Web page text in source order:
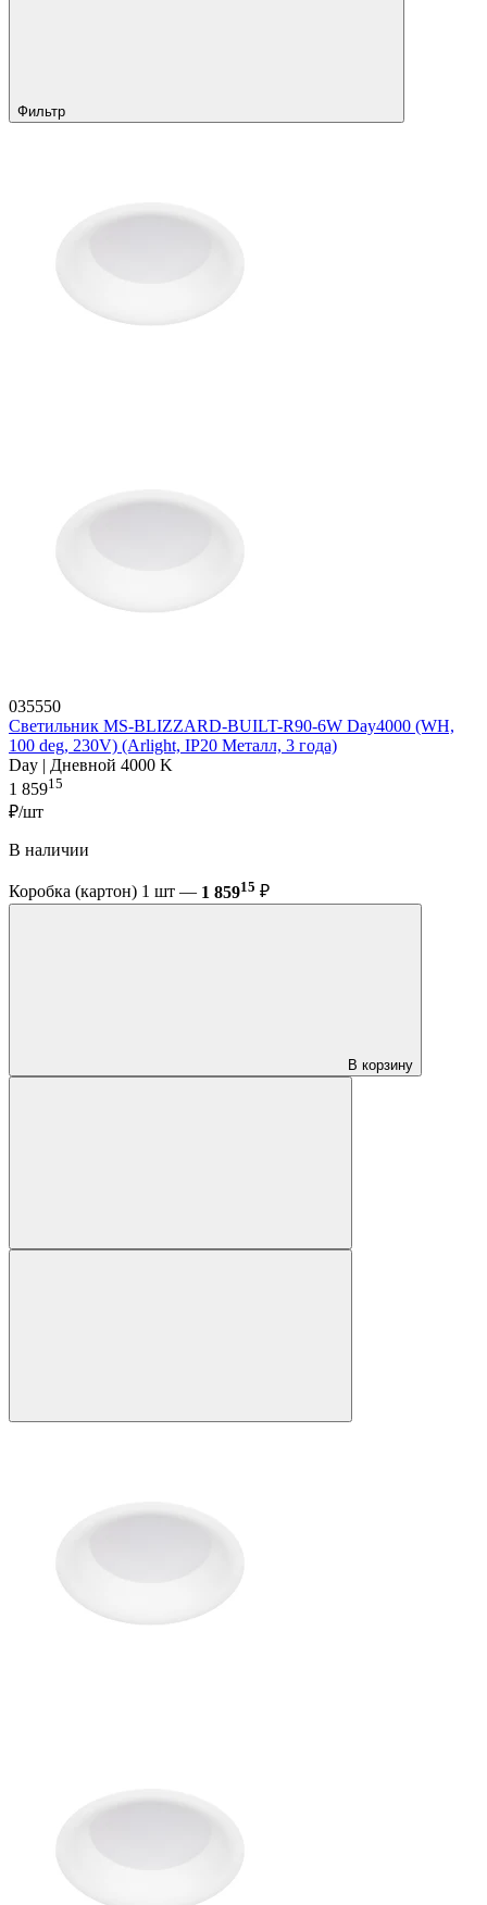
Фильтр
035550
Светильник MS-BLIZZARD-BUILT-R90-6W Day4000 (WH,
100 deg, 230V) (Arlight, IP20 Металл, 3 года)
Day | Дневной 4000 K
1 85915
₽/шт
В наличии
Коробка (картон) 1 шт — 1 85915 ₽
В корзину